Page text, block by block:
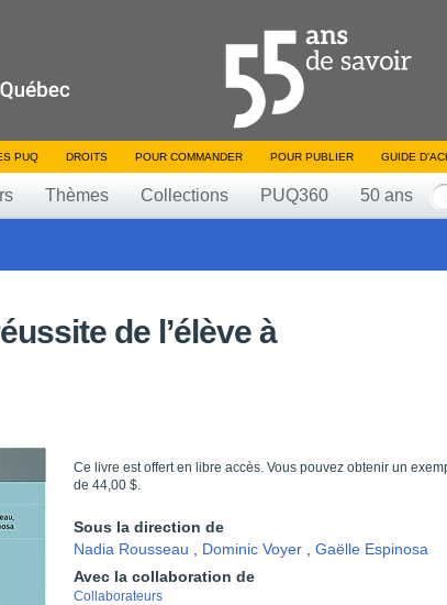
PUQ DROITS POUR COMMANDER POUR PUBLIER GUIDE
Thèmes Collections PUQ360 50 ans
de l’élève à
Ce livre est offert en libre accès. Vous pouvez obtenir un
de 44,00 $.
Sous la direction de
Nadia Rousseau
Dominic Voyer
Gaëlle Espinosa
Avec la collaboration de
Collaborateurs